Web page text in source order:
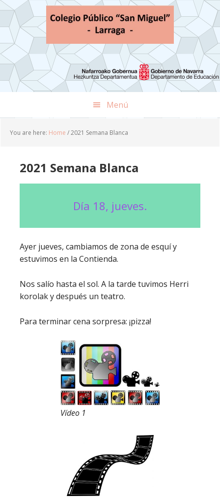
Skip
primary
navigation
Skip
main
content
Skip
footer
Menú
You are here: Home /2021 Semana Blanca
2021 Semana Blanca
Día 18, jueves.
Ayer jueves, cambiamos de zona de esquí y
estuvimos en la Contienda.
Nos salío hasta el sol. A la tarde tuvimos Herri
korolak y después un teatro.
Para terminar cena sorpresa: ¡pizza!
Vídeo 1